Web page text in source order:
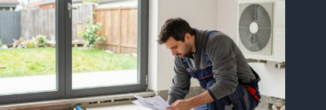
CHANTIER
EN
2026
?